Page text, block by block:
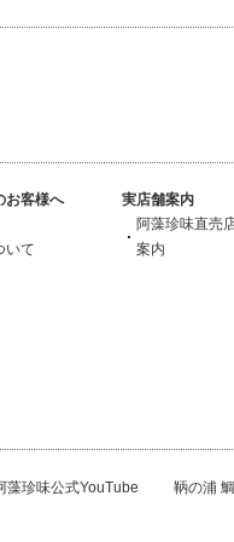
お客様へ
いて
実店舗案内
阿藻珍味直売
案内
藻珍味公式YouTube 鞆の浦